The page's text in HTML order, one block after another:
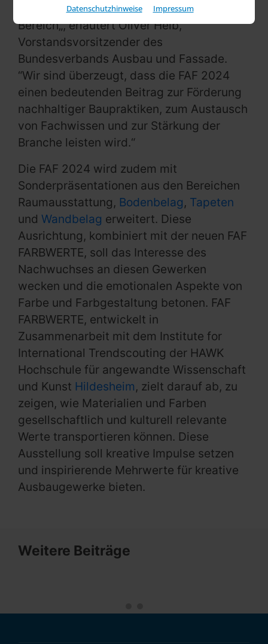
Datenschutzhinweise Impressum
Entwicklungen und Innovationen in diesem
Bereich„, erläutert Oliver Heib,
Vorstandsvorsitzender des
Bundesverbands Ausbau und Fassade.
“Wir sind überzeugt, dass die FAF 2024
einen bedeutenden Beitrag zur Förderung
nachhaltiger Baupraktiken, zum Austausch
von Fachwissen und zur Stärkung der
Branche leisten wird.“
Die FAF 2024 wird zudem mit
Sonderpräsentationen aus den Bereichen
Raumausstattung, Bodenbelag, Tapeten
und Wandbelag erweitert. Diese
Ausrichtung, kombiniert mit der neuen FAF
FARBWERTE, soll das Interesse des
Nachwuchses an diesen Gewerken
wecken und die emotionalen Aspekte von
Farbe und Farbgestaltung betonen. FAF
FARBWERTE, entwickelt in
Zusammenarbeit mit dem Institute for
International Trendscouting der HAWK
Hochschule für angewandte Wissenschaft
und Kunst Hildesheim, zielt darauf ab, zu
zeigen, wie Materialien und Farben
gesellschaftlich und kulturell relevante
Werte transportieren können. Diese
Ausstellung soll kreative Impulse setzen
und inspirierende Mehrwerte für kreative
Ausbaugewerke bieten.
Weitere Beiträge